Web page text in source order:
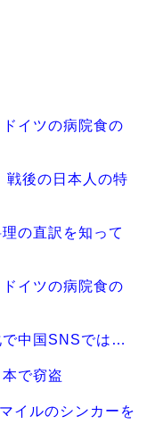
イツの病院食の
戦後の日本人の特
の直訳を知って
イツの病院食の
で中国SNSでは…
で窃盗
イルのシンカーを